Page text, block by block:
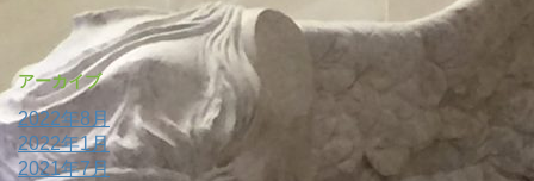
アーカイブ
2022年8月
2022年1月
2021年7月